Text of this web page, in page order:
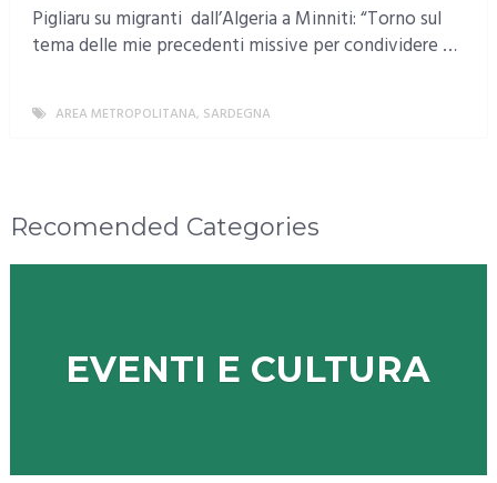
Pigliaru su migranti dall’Algeria a Minniti: “Torno sul
tema delle mie precedenti missive per condividere …
AREA METROPOLITANA, SARDEGNA
Recomended Categories
EVENTI E CULTURA